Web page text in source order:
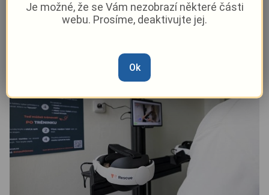
Anna Raková –26. 9. 2025|09:02
Je možné, že se Vám nezobrazí některé části
webu. Prosíme, deaktivujte jej.
Ok